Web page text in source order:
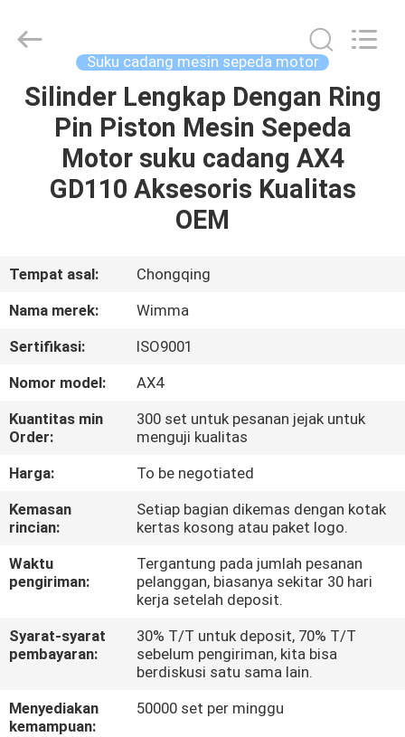
RUMAH
PRODUK
TENTANG
KAMI
TUR
PABRIK
KONTROL
KUALITAS
BERITA
MINTA
KUTIPAN
SITUS
Spare
Parts
Rights
Reserved.
Suku cadang mesin sepeda motor
Silinder Lengkap Dengan Ring
Pin Piston Mesin Sepeda
Motor suku cadang AX4
GD110 Aksesoris Kualitas
OEM
Tempat asal:
Chongqing
Nama merek:
Wimma
Sertifikasi:
ISO9001
Nomor model:
AX4
Kuantitas min
Order:
300 set untuk pesanan jejak untuk
menguji kualitas
Harga:
To be negotiated
Kemasan
rincian:
Setiap bagian dikemas dengan kotak
kertas kosong atau paket logo.
Waktu
pengiriman:
Tergantung pada jumlah pesanan
pelanggan, biasanya sekitar 30 hari
kerja setelah deposit.
Syarat-syarat
pembayaran:
30% T/T untuk deposit, 70% T/T
sebelum pengiriman, kita bisa
berdiskusi satu sama lain.
Menyediakan
kemampuan:
50000 set per minggu